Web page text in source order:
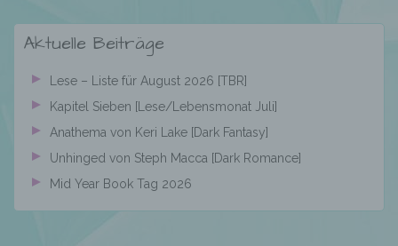
Aktuelle Beiträge
Lese – Liste für August 2026 [TBR]
Kapitel Sieben [Lese/Lebensmonat Juli]
Anathema von Keri Lake [Dark Fantasy]
Unhinged von Steph Macca [Dark Romance]
Mid Year Book Tag 2026
und den Personen, die unter der
unmittelbaren Verantwortung des
Auftragsverarbeiters befugt sind, die
personenbezogenen Daten zu verarbeiten.
k) Einwilligung